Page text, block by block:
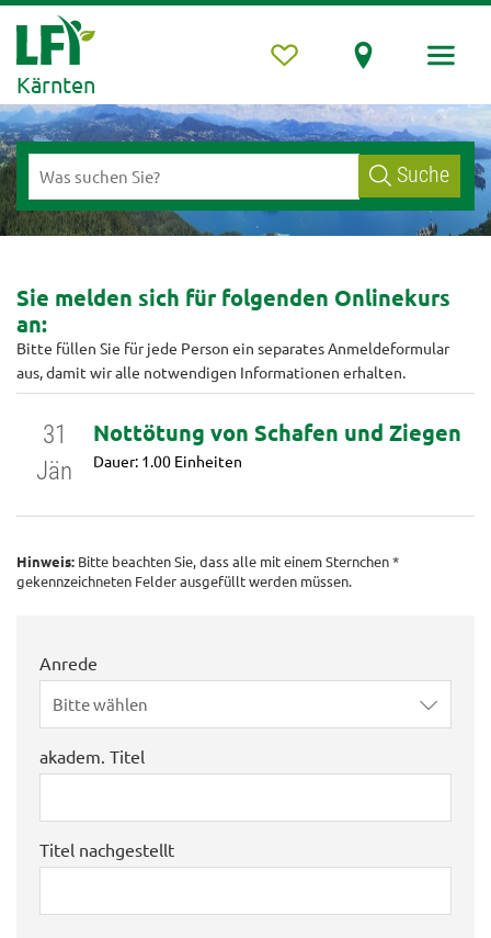
Kärnten
Suche
Sie melden sich für folgenden Onlinekurs
an:
Bitte füllen Sie für jede Person ein separates Anmeldeformular
aus, damit wir alle notwendigen Informationen erhalten.
31
Jän
Nottötung von Schafen und Ziegen
Dauer: 1.00 Einheiten
Hinweis: Bitte beachten Sie, dass alle mit einem Sternchen *
gekennzeichneten Felder ausgefüllt werden müssen.
Anrede
Bitte wählen
akadem. Titel
Titel nachgestellt